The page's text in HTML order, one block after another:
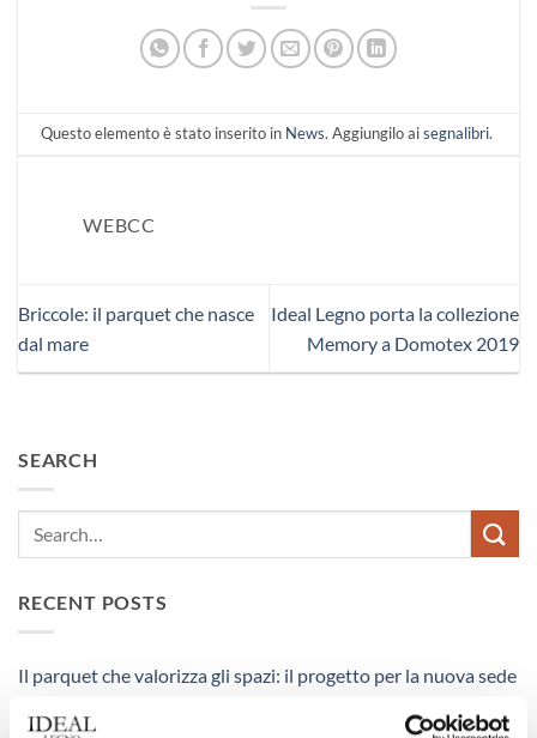
Questo elemento è stato inserito in News. Aggiungilo aisegnalibri.
WEBCC
Briccole: il parquet che nasce
dal mare
Ideal Legno porta la collezione
Memory a Domotex 2019
SEARCH
RECENT POSTS
Il parquet che valorizza gli spazi: il progetto per la nuova sede